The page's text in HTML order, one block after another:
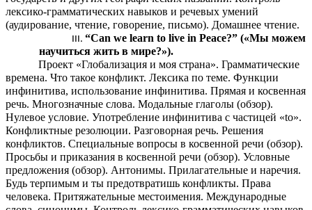
лексико-грамматических навыков и речевых умений
(аудирование, чтение, говорение, письмо). Домашнее чтение.
“Can we learn to live in Peace?” («Мы можем
научиться жить в мире?»).
Проект «Глобализация и моя страна». Грамматические
времена. Что такое конфликт. Лексика по теме. Функции
инфинитива, использование инфинитива. Прямая и косвенная
речь. Многозначные слова. Модальные глаголы (обзор).
Нулевое условие. Употребление инфинитива с частицей «to».
Конфликтные резолюции. Разговорная речь. Решения
конфликтов. Специальные вопросы в косвенной речи (обзор).
Просьбы и приказания в косвенной речи (обзор). Условные
предложения (обзор). Антонимы. Прилагательные и наречия.
Будь терпимым и ты предотвратишь конфликты. Права
человека. Притяжательные местоимения. Международные